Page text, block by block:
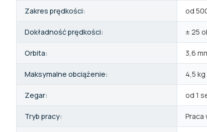
Zakres prędkości: od
Dokładność prędkości: ± 25
Orbita: 3,6
Maksymalne obciążenie: 4,5 kg
Zegar: od 1
Tryb pracy: Praca